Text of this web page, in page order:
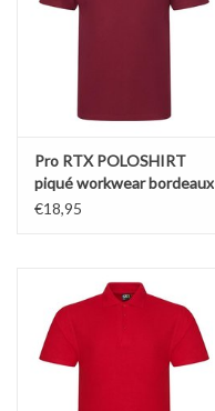
Pro RTX POLOSHIRT
piqué workwear bordeaux
€18,95